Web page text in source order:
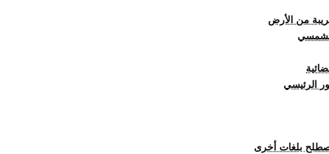
من الأرض
الرئيسي
بلغات أخرى